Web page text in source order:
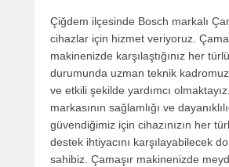
Çiğdem ilçesinde Bosch markalı
cihazlar için hizmet veriyoruz.
makinenizde karşılaştığınız her
durumunda uzman teknik
ve etkili şekilde yardımcı
markasının sağlamlığı ve
güvendiğimiz için cihazınızın her
destek ihtiyacını karşılayabilecek
sahibiz. Çamaşır makinenizde